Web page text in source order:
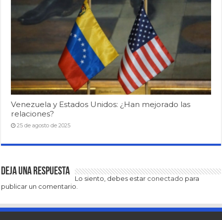
Venezuela y Estados Unidos: ¿Han mejorado las
relaciones?
25 de agosto de 2025
Deja una respuesta
Lo siento, debes estar conectado para
publicar un comentario.